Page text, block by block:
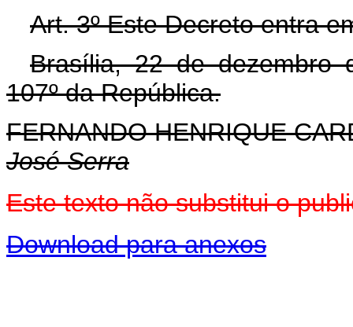
Art. 3º Este Decreto entra
Brasília, 22 de dezembro
107º da República.
FERNANDO HENRIQUE
José Serra
Este texto não substitui o
Download para anexos